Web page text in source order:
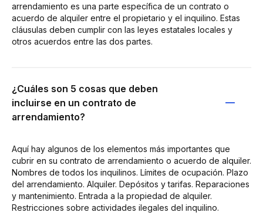
arrendamiento es una parte específica de un contrato o
acuerdo de alquiler entre el propietario y el inquilino. Estas
cláusulas deben cumplir con las leyes estatales locales y
otros acuerdos entre las dos partes.
¿Cuáles son 5 cosas que deben
incluirse en un contrato de
arrendamiento?
Aquí hay algunos de los elementos más importantes que
cubrir en su contrato de arrendamiento o acuerdo de alquiler.
Nombres de todos los inquilinos. Límites de ocupación. Plazo
del arrendamiento. Alquiler. Depósitos y tarifas. Reparaciones
y mantenimiento. Entrada a la propiedad de alquiler.
Restricciones sobre actividades ilegales del inquilino.